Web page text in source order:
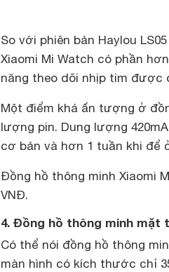
So với phiên bản Haylou
Xiaomi Mi Watch có phần
năng theo dõi nhịp tim được
Một điểm khá ấn tượng ở
lượng pin. Dung lượng
cơ bản và hơn 1 tuần khi để
Đồng hồ thông minh Xiaomi
VNĐ.
4. Đồng hồ thông minh mặt
Có thể nói đồng hồ thông
màn hình có kích thước chỉ